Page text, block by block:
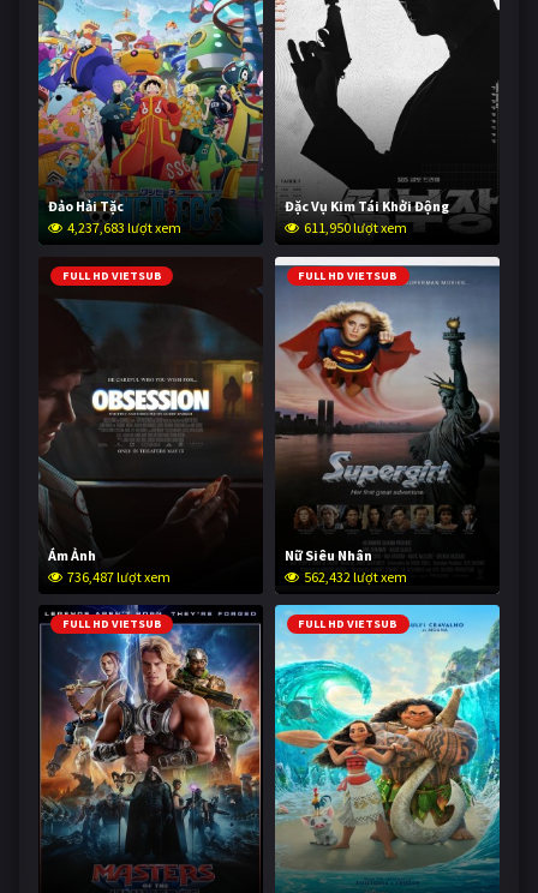
Đảo Hải Tặc
4,237,683 lượt xem
Đặc Vụ Kim Tái Khởi Động
611,950 lượt xem
FULL HD VIETSUB
Ám Ảnh
736,487 lượt xem
FULL HD VIETSUB
Nữ Siêu Nhân
562,432 lượt xem
FULL HD VIETSUB FULL HD VIETSUB